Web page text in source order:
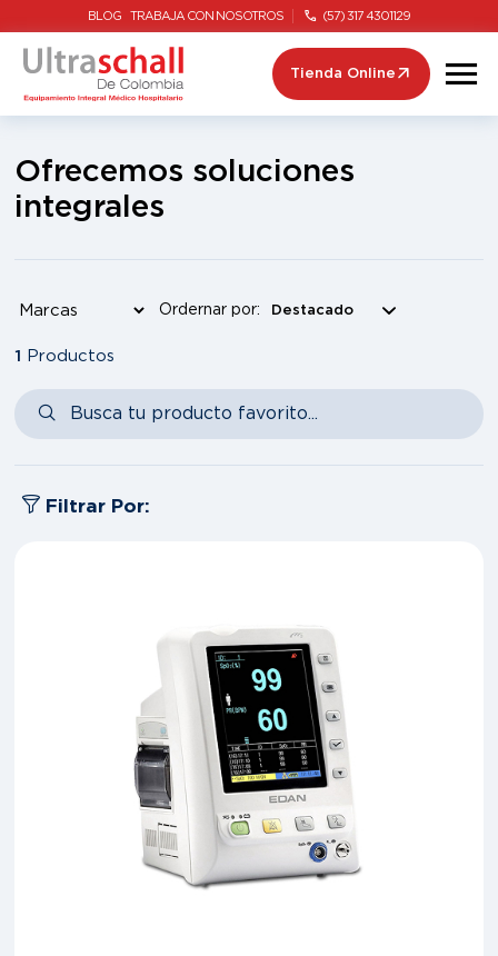
BLOG TRABAJA CON NOSOTROS (57) 317 4301129
Tienda Online
Ofrecemos soluciones
integrales
Ordernar por:
1 Productos
Filtrar Por: